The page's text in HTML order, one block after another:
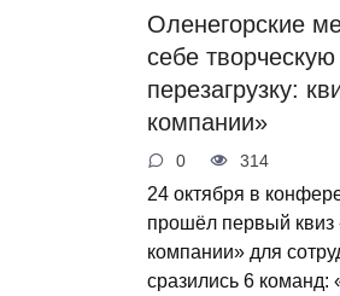
Оленегорские
себе
перезагрузку:
компании»
0 314
24 октября в
прошёл первый
компании» для
сразились 6 команд: